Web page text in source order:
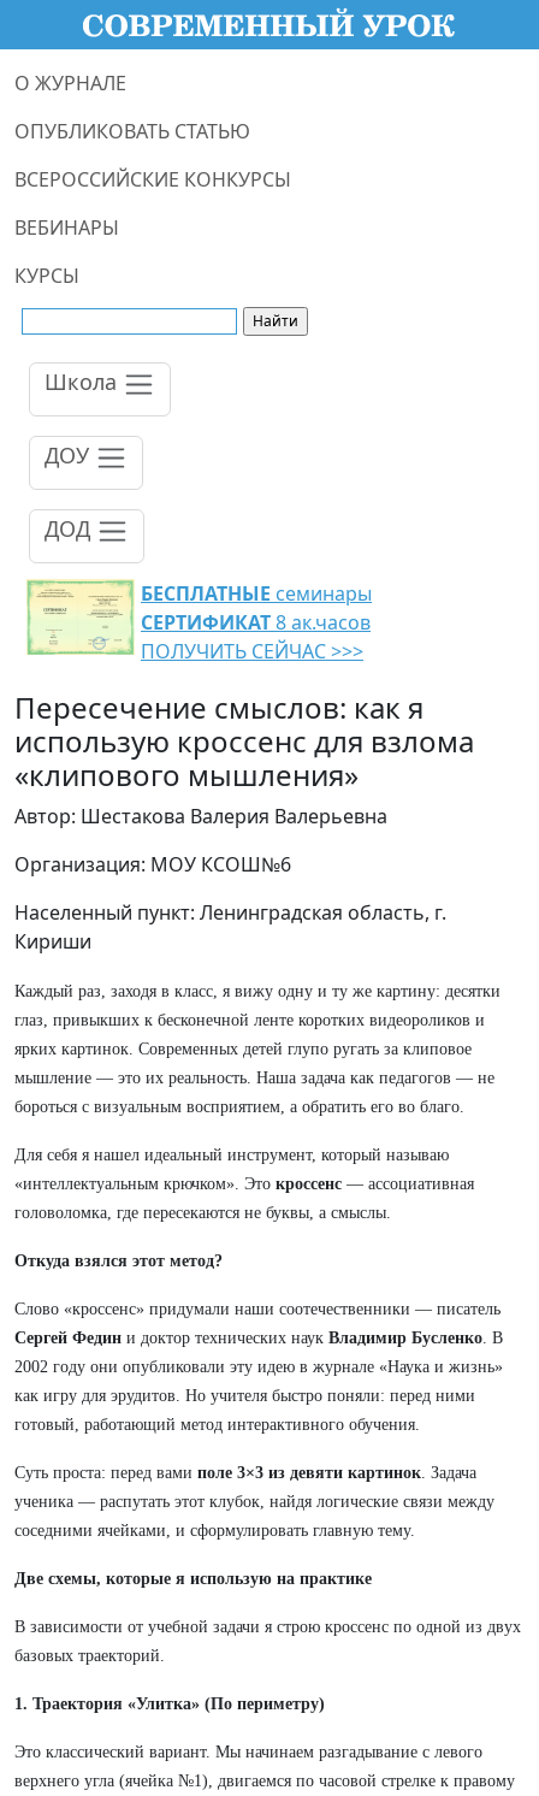
О ЖУРНАЛЕ
ОПУБЛИКОВАТЬ СТАТЬЮ
ВСЕРОССИЙСКИЕ КОНКУРСЫ
ВЕБИНАРЫ
КУРСЫ
Школа
ДОУ
ДОД
БЕСПЛАТНЫЕ семинары
СЕРТИФИКАТ8 ак.часов
ПОЛУЧИТЬ СЕЙЧАС >>>
Пересечение смыслов: как я
использую кроссенс для взлома
«клипового мышления»
Автор: Шестакова Валерия Валерьевна
Организация: МОУ КСОШ№6
Населенный пункт: Ленинградская область, г.
Кириши
Каждый раз, заходя в класс, я вижу одну и ту же картину: десятки
глаз, привыкших к бесконечной ленте коротких видеороликов и
ярких картинок. Современных детей глупо ругать за клиповое
мышление — это их реальность. Наша задача как педагогов — не
бороться с визуальным восприятием, а обратить его во благо.
Для себя я нашел идеальный инструмент, который называю
«интеллектуальным крючком». Это кроссенс — ассоциативная
головоломка, где пересекаются не буквы, а смыслы.
Откуда взялся этот метод?
Слово «кроссенс» придумали наши соотечественники — писатель
Сергей Федин и доктор технических наук Владимир Бусленко. В
2002 году они опубликовали эту идею в журнале «Наука и жизнь»
как игру для эрудитов. Но учителя быстро поняли: перед ними
готовый, работающий метод интерактивного обучения.
Суть проста: перед вами поле 3×3 из девяти картинок. Задача
ученика — распутать этот клубок, найдя логические связи между
соседними ячейками, и сформулировать главную тему.
Две схемы, которые я использую на практике
В зависимости от учебной задачи я строю кроссенс по одной из двух
базовых траекторий.
1. Траектория «Улитка» (По периметру)
Это классический вариант. Мы начинаем разгадывание с левого
верхнего угла (ячейка №1), двигаемся по часовой стрелке к правому